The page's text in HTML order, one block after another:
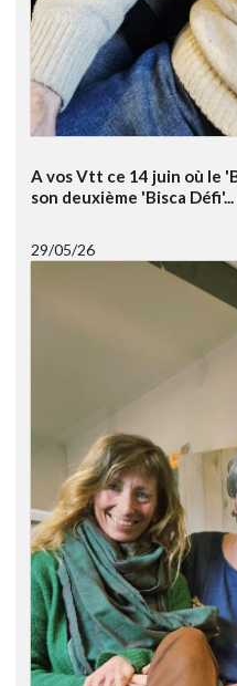
A vos Vtt ce 14 juin où le
son deuxième 'Bisca Défi'...
29/05/26